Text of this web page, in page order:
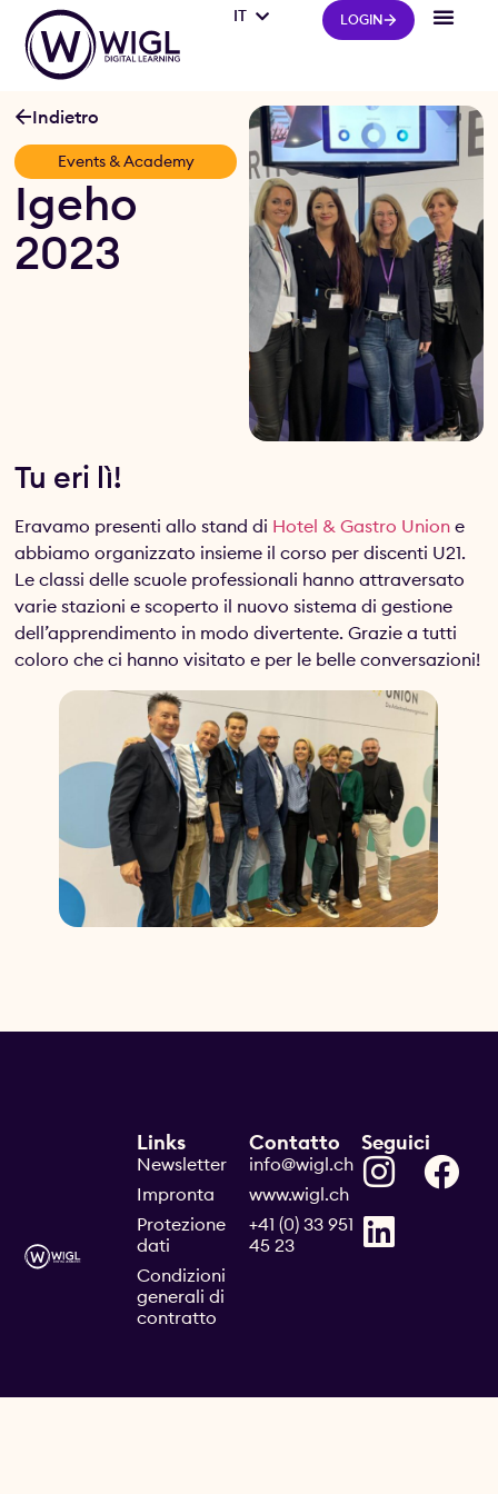
LOGIN
IT
FR
Indietro
Events & Academy
Igeho
2023
Tu eri lì!
Eravamo presenti allo stand di Hotel & Gastro Union e
abbiamo organizzato insieme il corso per discenti U21.
Le classi delle scuole professionali hanno attraversato
varie stazioni e scoperto il nuovo sistema di gestione
dell’apprendimento in modo divertente. Grazie a tutti
coloro che ci hanno visitato e per le belle conversazioni!
Contatto
info@wigl.ch
www.wigl.ch
+41 (0) 33 951
45 23
Links
Newsletter
Impronta
Protezione
dati
Condizioni
generali di
contratto
Seguici